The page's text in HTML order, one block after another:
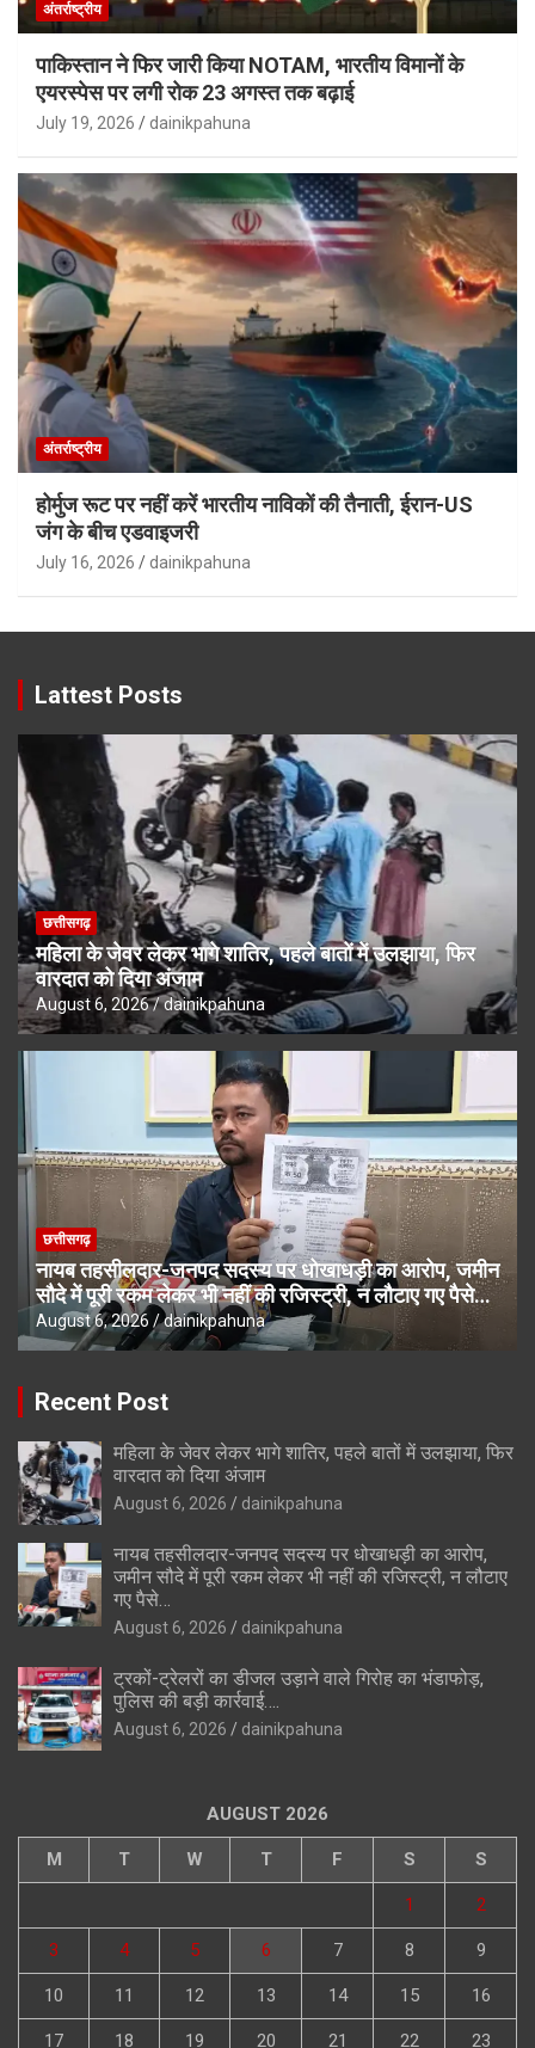
अंतर्राष्ट्रीय
पाकिस्तान ने फिर जारी किया NOTAM, भारतीय विमानों के
एयरस्पेस पर लगी रोक 23 अगस्त तक बढ़ाई
July 19, 2026 dainikpahuna
अंतर्राष्ट्रीय
होर्मुज रूट पर नहीं करें भारतीय नाविकों की तैनाती, ईरान-US
जंग के बीच एडवाइजरी
July 16, 2026 dainikpahuna
Lattest Posts
छत्तीसगढ़
महिला के जेवर लेकर भागे शातिर, पहले बातों में उलझाया, फिर
वारदात को दिया अंजाम
August 6, 2026 dainikpahuna
छत्तीसगढ़
नायब तहसीलदार-जनपद सदस्य पर धोखाधड़ी का आरोप, जमीन
सौदे में पूरी रकम लेकर भी नहीं की रजिस्ट्री, न लौटाए गए पैसे…
August 6, 2026 dainikpahuna
Recent Post
महिला के जेवर लेकर भागे शातिर, पहले बातों में उलझाया, फिर
वारदात को दिया अंजाम
August 6, 2026 dainikpahuna
नायब तहसीलदार-जनपद सदस्य पर धोखाधड़ी का आरोप,
जमीन सौदे में पूरी रकम लेकर भी नहीं की रजिस्ट्री, न लौटाए
गए पैसे…
August 6, 2026 dainikpahuna
ट्रकों-ट्रेलरों का डीजल उड़ाने वाले गिरोह का भंडाफोड़,
पुलिस की बड़ी कार्रवाई….
August 6, 2026 dainikpahuna
AUGUST 2026
M T W T F S S
1 2
3 4 5 6 7 8 9
10 11 12 13 14 15 16
17 18 19 20 21 22 23